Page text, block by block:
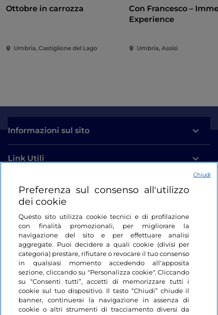
Ottobre in carrozza
Umbria, Castiglione del Lago
Con Francesco –
Experience
Umbria, Assisi
Informazioni sul sito
Link Utili
Login
Restiamo in contatto
Preferenza sul consenso all'utilizzo
dei cookie
Questo sito utilizza cookie tecnici e di profilazione
con finalità promozionali, per migliorare la
navigazione del sito e per effettuare analisi
aggregate. Puoi decidere a quali cookie (divisi per
categoria) prestare, rifiutare o revocare il tuo consenso
in qualsiasi momento accedendo all'apposita
sezione, cliccando su "Personalizza cookie". Cliccando
su “Consenti tutti”, accetti di memorizzare tutti i
cookie sul tuo dispositivo. Il tasto “Chiudi” chiude il
banner, continuerai la navigazione in assenza di
cookie o altri strumenti di tracciamento diversi da
Chiudi